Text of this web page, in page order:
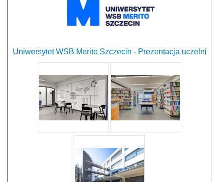
Uniwersytet WSB Merito Szczecin - Prezentacja uczelni